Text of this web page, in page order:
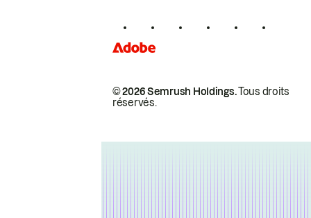
© 2026 Semrush Holdings.Tous droits
réservés.